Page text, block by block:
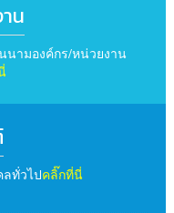
น
นามองค์กร/หน่วยงาน
ทั่วไปคลิ๊กที่นี่